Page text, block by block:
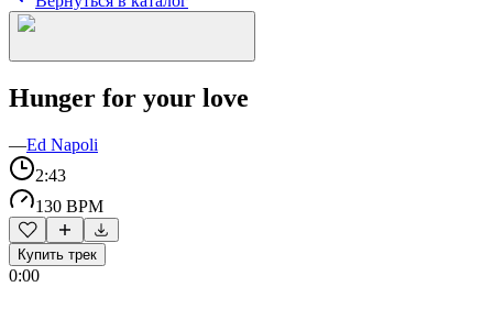
Hunger for your love
—Ed Napoli
2:43
130 BPM
Купить трек
0:00